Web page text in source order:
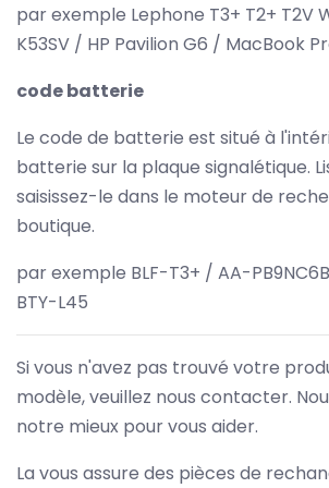
par exemple Lephone T3+ T2+ T2V
K53SV / HP Pavilion G6 / MacBook
code batterie
Le code de batterie est situé à
batterie sur la plaque signalétique.
saisissez-le dans le moteur de
boutique.
par exemple BLF-T3+ / AA-
BTY-L45
Si vous n'avez pas trouvé votre
modèle, veuillez nous contacter.
notre mieux pour vous aider.
La vous assure des pièces de